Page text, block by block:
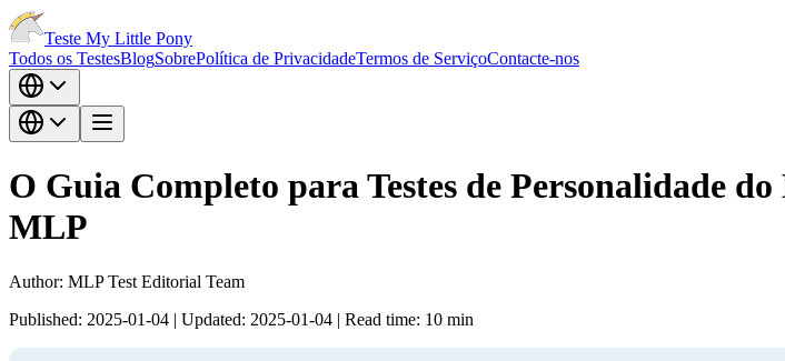
Teste My Little Pony
Todos os TestesBlogSobrePolítica de PrivacidadeTermos de ServiçoContacte-nos
O Guia Completo para Testes de Personalidade
MLP
Author: MLP Test Editorial Team
Published: 2025-01-04 | Updated: 2025-01-04 | Read time: 10 min